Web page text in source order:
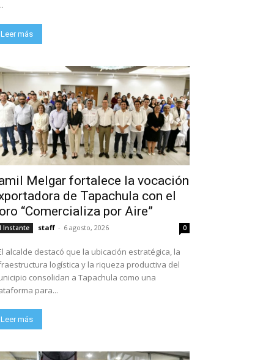
Leer más
Melgar fortalece la vocación
de Tapachula con el
“Comercializa por Aire”
Instante staff - 6 agosto, 2026 0
alcalde destacó que la ubicación estratégica, la
logística y la riqueza productiva del
consolidan a Tapachula como una
para...
Leer más